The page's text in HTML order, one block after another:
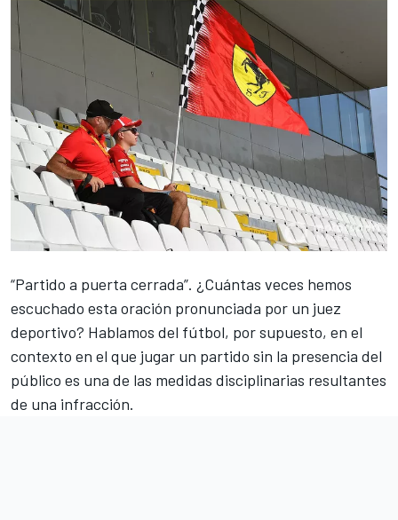
“Partido a puerta cerrada”. ¿Cuántas veces hemos
escuchado esta oración pronunciada por un juez
deportivo? Hablamos del fútbol, ​​por supuesto, en el
contexto en el que jugar un partido sin la presencia del
público es una de las medidas disciplinarias resultantes
de una infracción.